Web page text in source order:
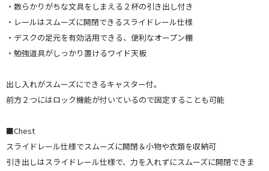
・散らかりがちな文具をしまえる２杯の引き出し付き
・レールはスムーズに開閉できるスライドレール仕様
・デスクの足元を有効活用できる、便利なオープン棚
・勉強道具がしっかり置けるワイド天板
出し入れがスムーズにできるキャスター付。
前方２つにはロック機能が付いているので固定することも可能
■Chest
スライドレール仕様でスムーズに開閉＆小物や衣類を収納可
引き出しはスライドレール仕様で、力を入れずにスムーズに開閉できま